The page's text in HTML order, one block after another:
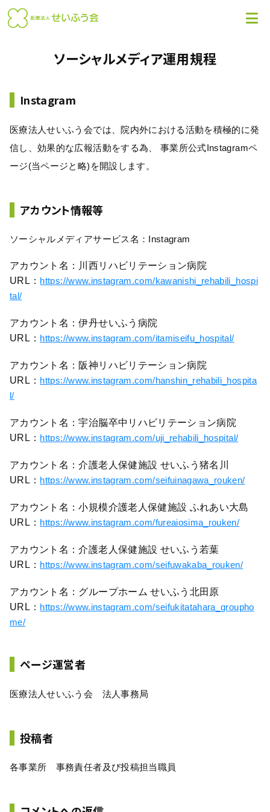
ソーシャルメディア運用規程
Instagram
医療法人せいふう会では、院内外における活動を積極的に発
信し、効果的な広報活動をする為、 事業所公式Instagramペ
ージ(当ページと略)を開設します。
アカウント情報等
ソーシャルメディアサービス名：Instagram
アカウント名：川西リハビリテーション病院
URL： https://www.instagram.com/kawanishi_rehabili_hospi
tal/
アカウント名：伊丹せいふう病院
URL： https://www.instagram.com/itamiseifu_hospital/
アカウント名：阪神リハビリテーション病院
URL： https://www.instagram.com/hanshin_rehabili_hospita
l/
アカウント名：宇治脳卒中リハビリテーション病院
URL： https://www.instagram.com/uji_rehabili_hospital/
アカウント名：介護老人保健施設 せいふう猪名川
URL： https://www.instagram.com/seifuinagawa_rouken/
アカウント名：小規模介護老人保健施設 ふれあい大島
URL： https://www.instagram.com/fureaiosima_rouken/
アカウント名：介護老人保健施設 せいふう若葉
URL： https://www.instagram.com/seifuwakaba_rouken/
アカウント名：グループホーム せいふう北田原
URL： https://www.instagram.com/seifukitatahara_groupho
me/
ページ運営者
医療法人せいふう会 法人事務局
投稿者
各事業所 事務責任者及び投稿担当職員